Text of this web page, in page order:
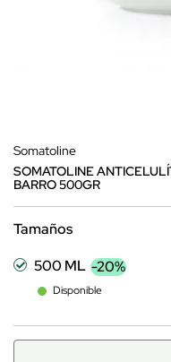
Somatoline
SOMATOLINE
BARRO 500GR
Tamaños
500 ML -20%
Disponible